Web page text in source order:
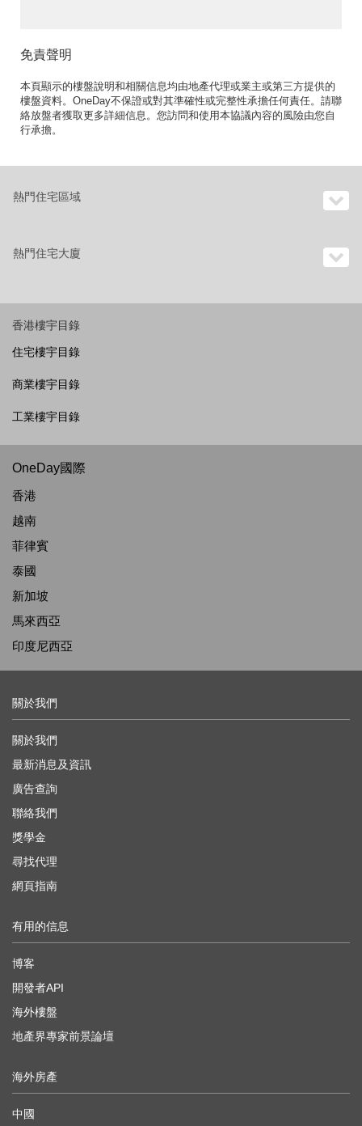
免責聲明
本頁顯示的樓盤說明和相關信息均由地產代理或業主或第三方提供的
樓盤資料。OneDay不保證或對其準確性或完整性承擔任何責任。請聯
絡放盤者獲取更多詳細信息。您訪問和使用本協議內容的風險由您自
行承擔。
熱門住宅區域
熱門住宅大廈
香港樓宇目錄
住宅樓宇目錄
商業樓宇目錄
工業樓宇目錄
OneDay國際
香港
越南
菲律賓
泰國
新加坡
馬來西亞
印度尼西亞
關於我們
關於我們
最新消息及資訊
廣告查詢
聯絡我們
獎學金
尋找代理
網頁指南
有用的信息
博客
開發者API
海外樓盤
地產界專家前景論壇
海外房產
中國